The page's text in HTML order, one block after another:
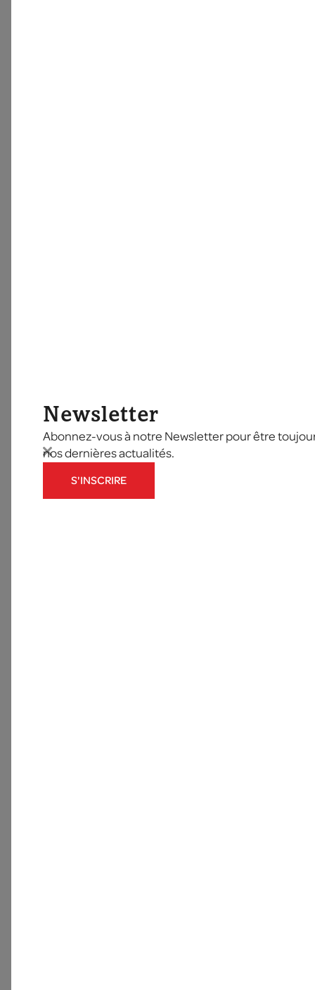
Newsletter
Abonnez-vous à notre Newsletter pour être
nos dernières actualités.
S'INSCRIRE